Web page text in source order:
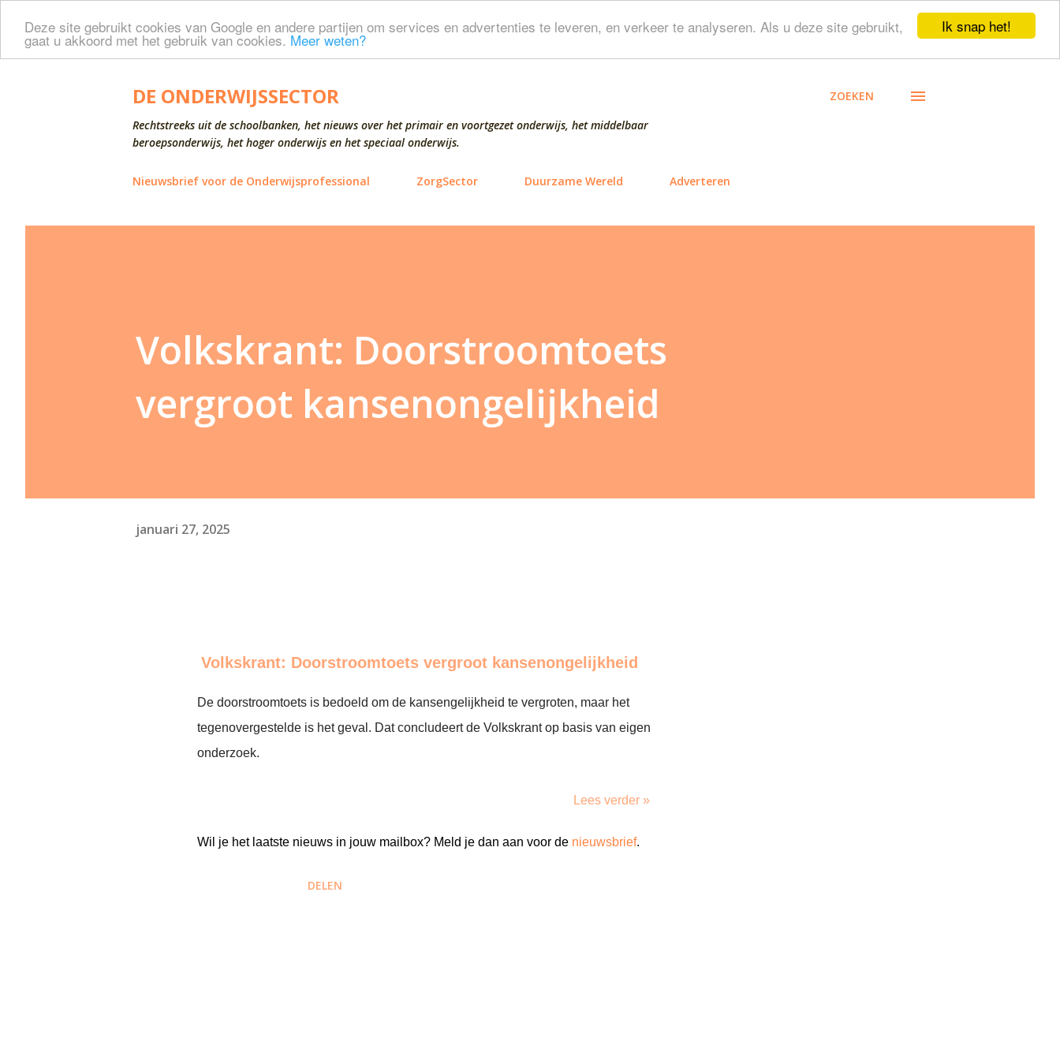
Ik snap het!
Deze site gebruikt cookies van Google en andere partijen om services en advertenties te leveren, en verkeer te analyseren. Als u deze site gebruikt,
gaat u akkoord met het gebruik van cookies. Meer weten?
Doorgaan naar hoofdcontent
DE ONDERWIJSSECTOR
Rechtstreeks uit de schoolbanken, het nieuws over het primair en voortgezet onderwijs, het middelbaar
beroepsonderwijs, het hoger onderwijs en het speciaal onderwijs.
ZOEKEN
Nieuwsbrief voor de Onderwijsprofessional ZorgSector Duurzame Wereld Adverteren
Volkskrant: Doorstroomtoets
vergroot kansenongelijkheid
januari 27, 2025
Volkskrant: Doorstroomtoets vergroot kansenongelijkheid
De doorstroomtoets is bedoeld om de kansengelijkheid te vergroten, maar het
tegenovergestelde is het geval. Dat concludeert de Volkskrant op basis van eigen
onderzoek.
Lees verder »
Wil je het laatste nieuws in jouw mailbox? Meld je dan aan voor de nieuwsbrief.
DELEN